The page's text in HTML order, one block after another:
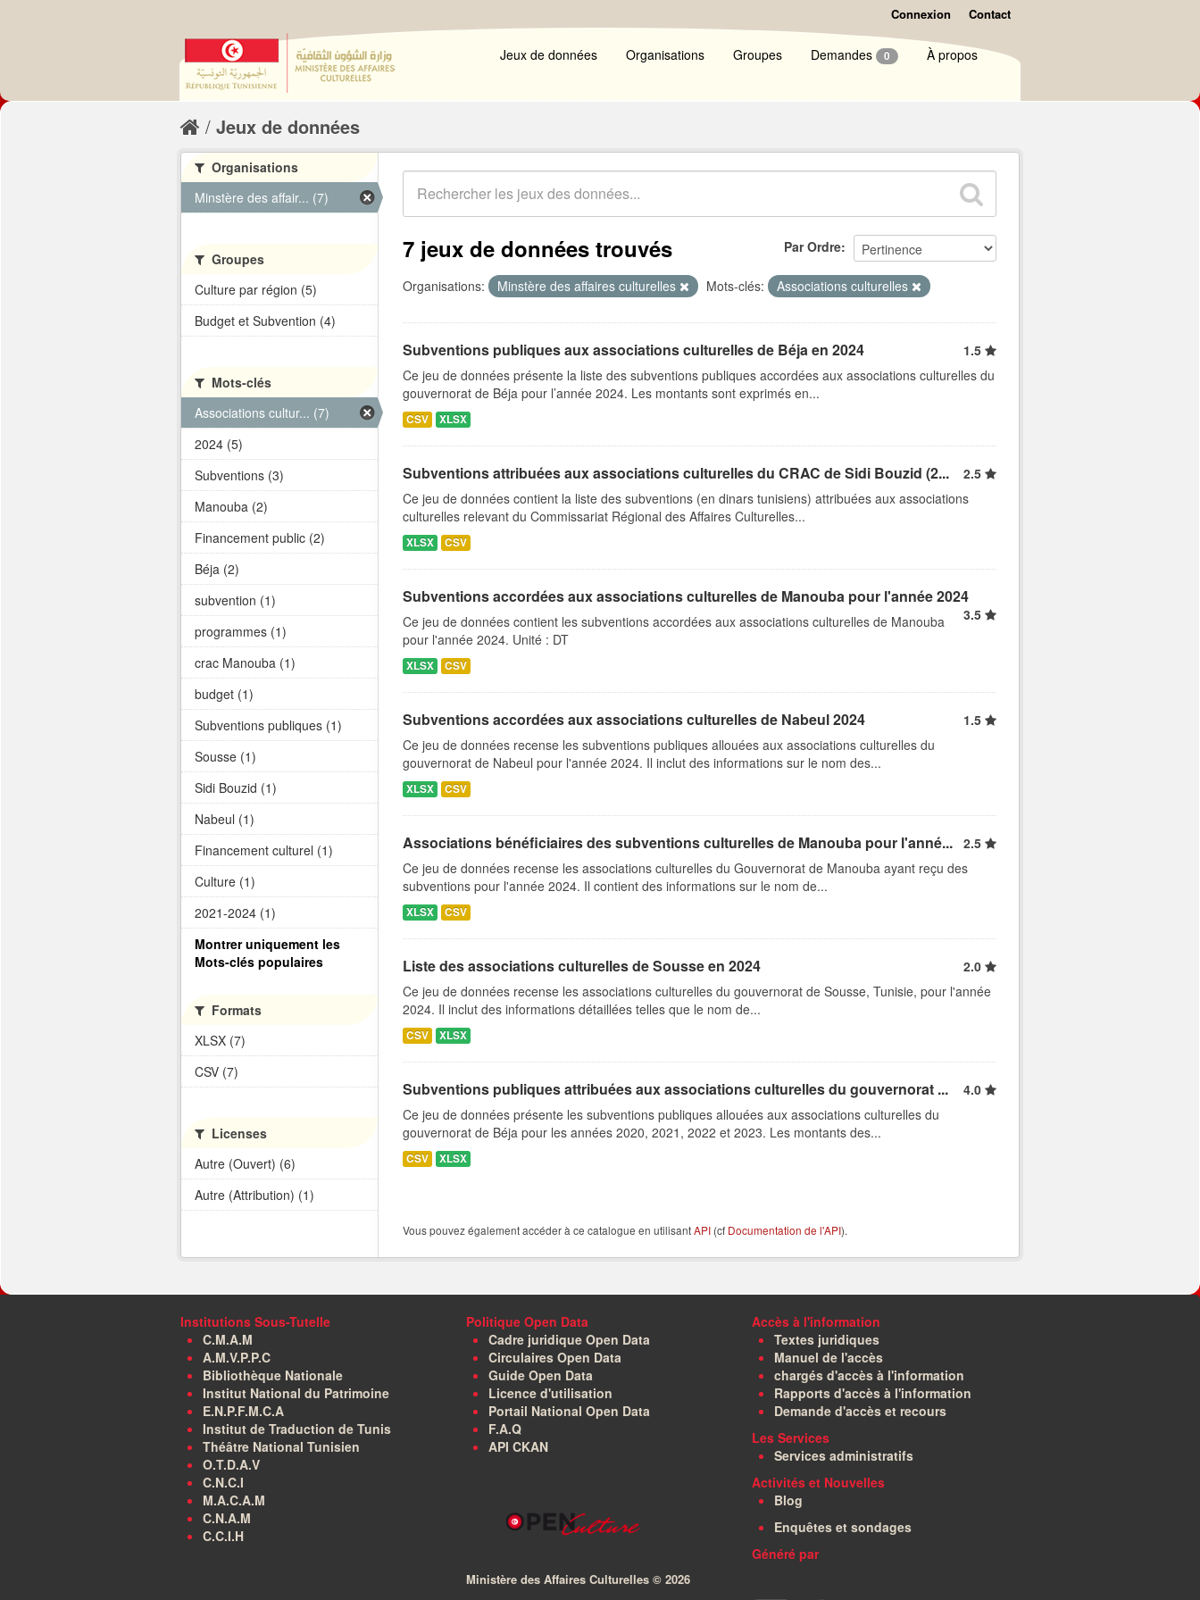
Connexion Contact
Jeux de données Organisations Groupes Demandes 0 À propos
Jeux de données
Par Ordre
7 jeux de données trouvés
Organisations: Minstère des affaires culturelles Mots-clés: Associations culturelles
Subventions publiques aux associations culturelles de Béja en 2024
1.5
Ce jeu de données présente la liste des subventions publiques accordées aux associations culturelles du
gouvernorat de Béja pour l’année 2024. Les montants sont exprimés en...
CSV XLSX
Subventions attribuées aux associations culturelles du CRAC de Sidi Bouzid (2...
2.5
Ce jeu de données contient la liste des subventions (en dinars tunisiens) attribuées aux associations
culturelles relevant du Commissariat Régional des Affaires Culturelles...
XLSX CSV
Subventions accordées aux associations culturelles de Manouba pour l'année 2024
3.5
Ce jeu de données contient les subventions accordées aux associations culturelles de Manouba
pour l'année 2024. Unité : DT
XLSX CSV
Subventions accordées aux associations culturelles de Nabeul 2024
1.5
Ce jeu de données recense les subventions publiques allouées aux associations culturelles du
gouvernorat de Nabeul pour l'année 2024. Il inclut des informations sur le nom des...
XLSX CSV
Associations bénéficiaires des subventions culturelles de Manouba pour l'anné... 2.5
Ce jeu de données recense les associations culturelles du Gouvernorat de Manouba ayant reçu des
subventions pour l'année 2024. Il contient des informations sur le nom de...
XLSX CSV
Liste des associations culturelles de Sousse en 2024
2.0
Ce jeu de données recense les associations culturelles du gouvernorat de Sousse, Tunisie, pour l'année
2024. Il inclut des informations détaillées telles que le nom de...
CSV XLSX
Subventions publiques attribuées aux associations culturelles du gouvernorat ...
4.0
Ce jeu de données présente les subventions publiques allouées aux associations culturelles du
gouvernorat de Béja pour les années 2020, 2021, 2022 et 2023. Les montants des...
CSV XLSX
Vous pouvez également accéder à ce catalogue en utilisantAPI (cf Documentation de l'API).
Organisations
Minstère des affair... (7)
Groupes
Culture par région (5)
Budget et Subvention (4)
Mots-clés
Associations cultur... (7)
2024 (5)
Subventions (3)
Manouba (2)
Financement public (2)
Béja (2)
subvention (1)
programmes (1)
crac Manouba (1)
budget (1)
Subventions publiques (1)
Sousse (1)
Sidi Bouzid (1)
Nabeul (1)
Financement culturel (1)
Culture (1)
2021-2024 (1)
Montrer uniquement les
Mots-clés populaires
Formats
XLSX (7)
CSV (7)
Licenses
Autre (Ouvert) (6)
Autre (Attribution) (1)
Institutions Sous-Tutelle
C.M.A.M
A.M.V.P.P.C
Bibliothèque Nationale
Institut National du Patrimoine
E.N.P.F.M.C.A
Institut de Traduction de Tunis
Théâtre National Tunisien
O.T.D.A.V
C.N.C.I
M.A.C.A.M
C.N.A.M
C.C.I.H
Politique Open Data
Cadre juridique Open Data
Circulaires Open Data
Guide Open Data
Licence d'utilisation
Portail National Open Data
F.A.Q
API CKAN
Ministère des Affaires Culturelles © 2026
Accès à l'information
Textes juridiques
Manuel de l'accès
chargés d'accès à l'information
Rapports d'accès à l'information
Demande d'accès et recours
Les Services
Services administratifs
Activités et Nouvelles
Blog
Enquêtes et sondages
Généré par